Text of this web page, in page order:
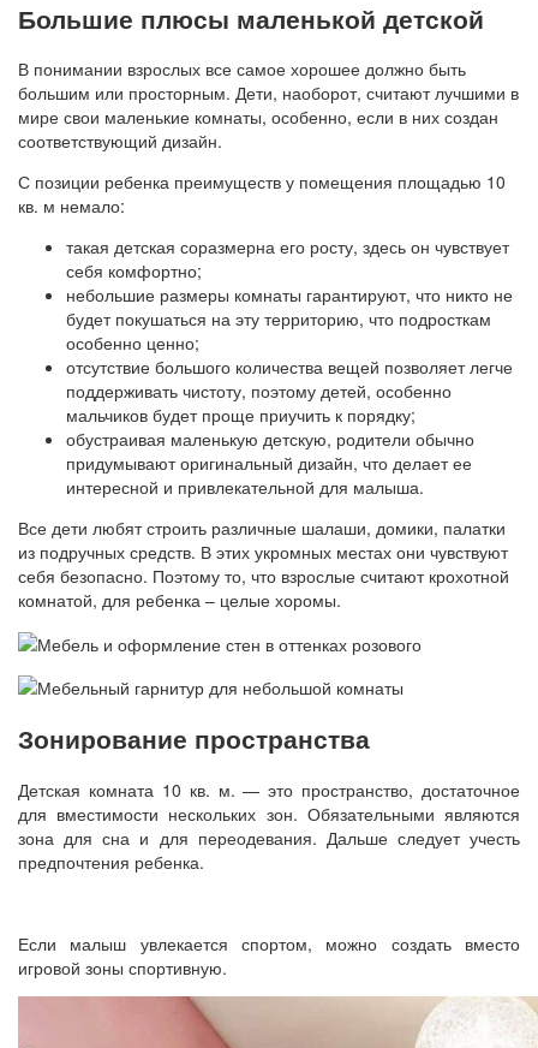
Большие плюсы маленькой детской
В понимании взрослых все самое хорошее должно быть
большим или просторным. Дети, наоборот, считают лучшими в
мире свои маленькие комнаты, особенно, если в них создан
соответствующий дизайн.
С позиции ребенка преимуществ у помещения площадью 10
кв. м немало:
такая детская соразмерна его росту, здесь он чувствует
себя комфортно;
небольшие размеры комнаты гарантируют, что никто не
будет покушаться на эту территорию, что подросткам
особенно ценно;
отсутствие большого количества вещей позволяет легче
поддерживать чистоту, поэтому детей, особенно
мальчиков будет проще приучить к порядку;
обустраивая маленькую детскую, родители обычно
придумывают оригинальный дизайн, что делает ее
интересной и привлекательной для малыша.
Все дети любят строить различные шалаши, домики, палатки
из подручных средств. В этих укромных местах они чувствуют
себя безопасно. Поэтому то, что взрослые считают крохотной
комнатой, для ребенка – целые хоромы.
Зонирование пространства
Детская комната 10 кв. м. — это пространство, достаточное
для вместимости нескольких зон. Обязательными являются
зона для сна и для переодевания. Дальше следует учесть
предпочтения ребенка.
Если малыш увлекается спортом, можно создать вместо
игровой зоны спортивную.